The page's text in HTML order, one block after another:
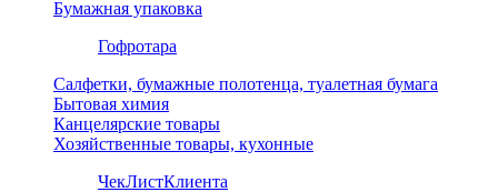
Бумажная упаковка
Гофротара
Салфетки, бумажные полотенца, туалетная бумага
Бытовая химия
Канцелярские товары
Хозяйственные товары, кухонные
ЧекЛистКлиента